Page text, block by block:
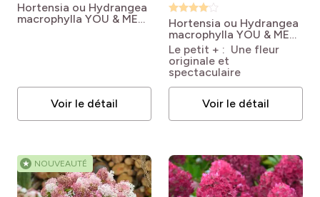
Hortensia ou Hydrangea
macrophylla YOU & ME®
Voir le détail
Hortensia ou Hydrangea
macrophylla YOU & ME®
Inspire Hydrangea
macrophylla You & Me®
'Inspire'
Le petit + : Une fleur
originale et
spectaculaire
Voir le détail
★ NOUVEAUTÉ